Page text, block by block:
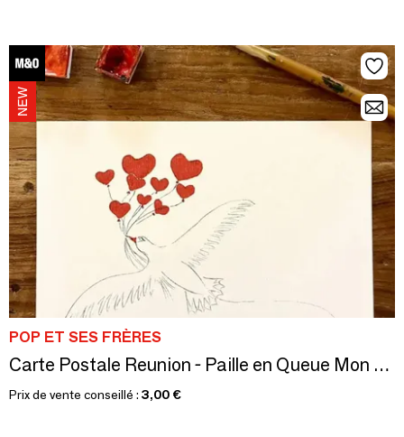
POP ET SES FRÈRES
Carte Postale Reunion - Paille en Queue Mon Amour
Prix de vente conseillé : 3,00 €